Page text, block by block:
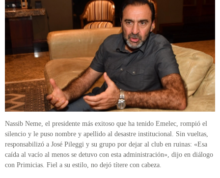
Nassib Neme, el presidente más exitoso que ha tenido Emelec, rompió el
silencio y le puso nombre y apellido al desastre institucional. Sin vueltas,
responsabilizó a José Pileggi y su grupo por dejar al club en ruinas: «Esa
caída al vacío al menos se detuvo con esta administración», dijo en diálogo
con Primicias. Fiel a su estilo, no dejó títere con cabeza.